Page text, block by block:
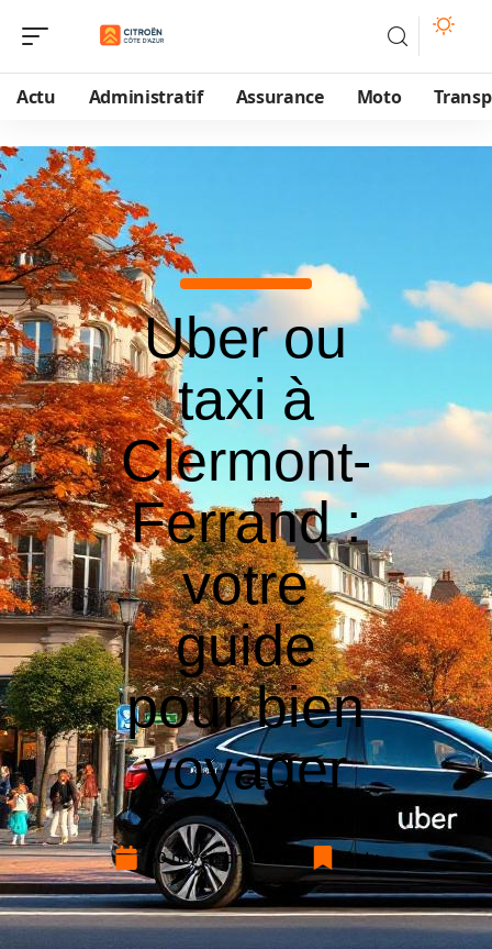
Actu Administratif Assurance Moto
Uber ou
taxi à
Clermont-
Ferrand :
votre
guide
pour bien
voyager
30 novembre 2025 Actu